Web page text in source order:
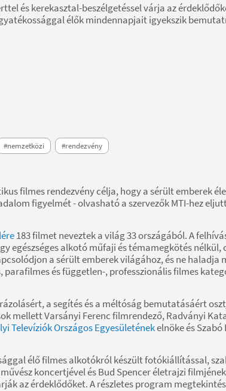
és kerekasztal-beszélgetéssel várja az
élők mindennapjait igyekszik
#nemzetközi #rendezvény
filmes rendezvény célja, hogy a sérült emberek
figyelmét - olvasható a szervezők MTI-hez
183 filmet neveztek a világ 33 országából. A
alkotó műfaji és témamegkötés nélkül,
a sérült emberek világához, és ne haladja
és független-, professzionális filmes
a segítés és a méltóság bemutatásáért
mellett Varsányi Ferenc filmrendező, Radványi
Televíziók Országos Egyesületénekelnöke és Szabó
élő filmes alkotókról készült fotókiállítással,
koncertjével és Bud Spencer életrajzi filmjének
az érdeklődőket. A részletes program